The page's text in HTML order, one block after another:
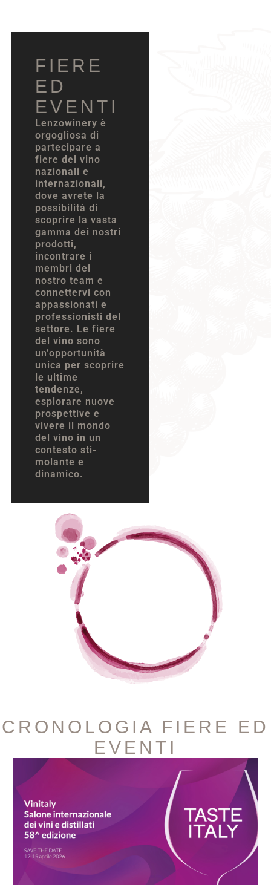
FIERE
ED
EVENTI
Lenzowinery è
orgogliosa di
partecipare a
fiere del vino
nazionali e
internazionali,
dove avrete la
possibilità di
scoprire la vasta
gamma dei nostri
prodotti,
incontrare i
membri del
nostro team e
connettervi con
appassionati e
professionisti del
settore. Le fiere
del vino sono
un’opportunità
unica per scoprire
le ultime
tendenze,
esplorare nuove
prospettive e
vivere il mondo
del vino in un
contesto sti-
molante e
dinamico.
CRONOLOGIA FIERE ED
EVENTI